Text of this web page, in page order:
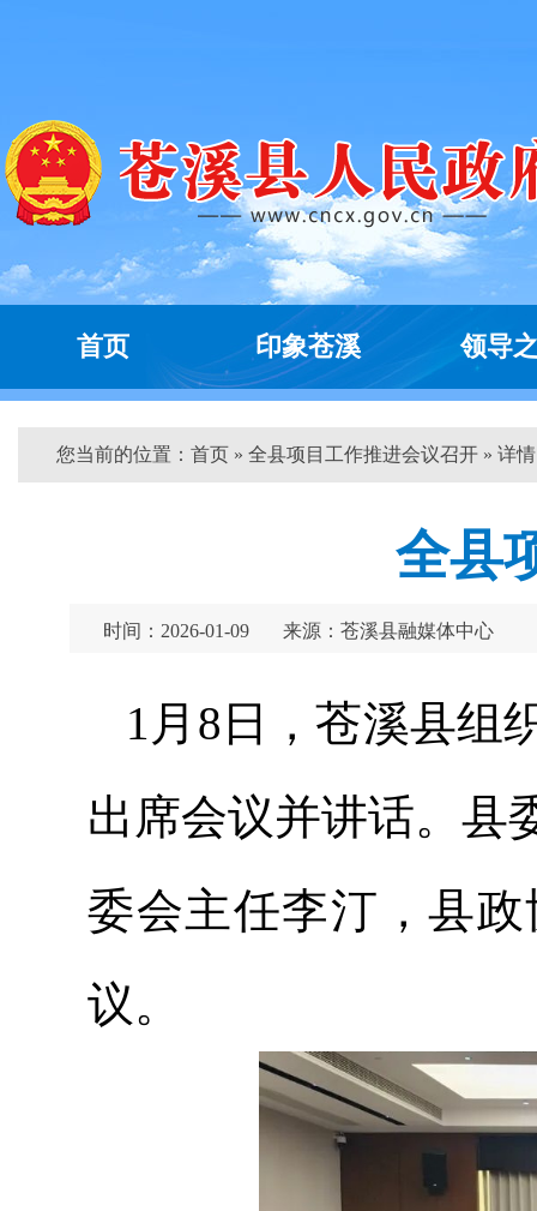
首页 印象苍溪 领导
您当前的位置： 首页 » 全县项目工作推进会议召开 » 详情
全县
时间：2026-01-09 来源：苍溪县融媒体中心
1月8日，苍溪县组
出席会议并讲话。县
委会主任李汀，县
议。